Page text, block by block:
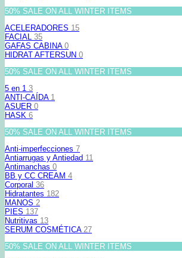
50% SALE ON ALL WINTER ITEMS
ACELERADORES 15
FACIAL 35
GAFAS CABINA 0
HIDRAT AFTERSUN 0
50% SALE ON ALL WINTER ITEMS
5 en 1 3
ANTI-CAÍDA 1
ASUER 0
HASK 6
50% SALE ON ALL WINTER ITEMS
Anti-imperfecciones 7
Antiarrugas y Antiedad 11
Antimanchas 0
BB y CC CREAM 4
Corporal 36
Hidratantes 182
MANOS 2
PIES 137
Nutritivas 13
SERUM COSMÉTICA 27
50% SALE ON ALL WINTER ITEMS